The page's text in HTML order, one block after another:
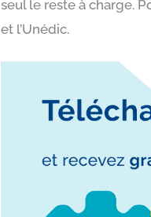
seul le reste à charge.
et l’Unédic.